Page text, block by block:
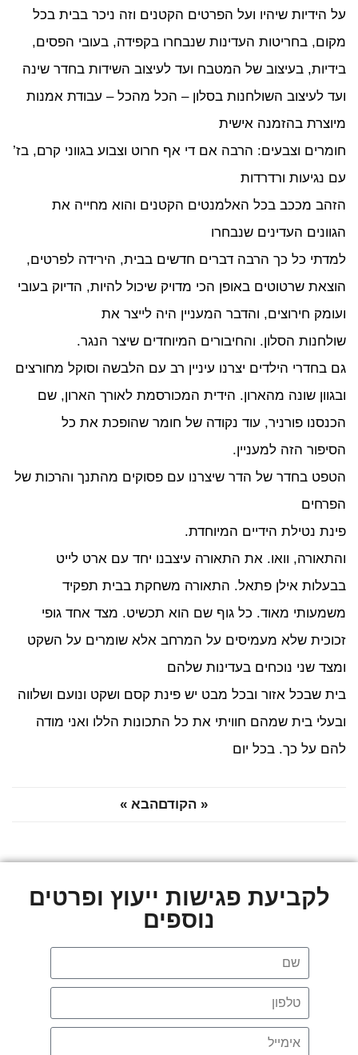
הידיות שיהיו ועל הפרטים הקטנים וזה ניכר בבית בכל
בחריטות העדינות שנבחרו בקפידה, בעובי הפסים,
בעיצוב של המטבח ועד לעיצוב השידות בחדר שינה
לעיצוב השולחנות בסלון – הכל מהכל – עבודת אמנות
בהזמנה אישית
וצבעים: הרבה אם די אף חרוט וצבוע בגווני קרם, בז’
נגיעות ורדרדות
מככב בכל האלמנטים הקטנים והוא מחייה את
העדינים שנבחרו
כל כך הרבה דברים חדשים בבית, הירידה לפרטים,
שרטוטים באופן הכי מדויק שיכול להיות, הדיוק בעובי
חירוצים, והדבר המעניין היה לייצר את
הסלון. והחיבורים המיוחדים שיצר הנגר.
בחדרי הילדים יצרנו עיניין רב עם הלבשה וסוקל מחורצים
שונה מהארון. הידית המכורסמת לאורך הארון, שם
פורניר, עוד נקודה של חומר שהופכת את כל
הזה למעניין.
בחדר של הדר שיצרנו עם פסוקים מהתנך והרכות של
נטילת הידיים המיוחדת.
וואו. את התאורה עיצבנו יחד עם ארט לייט
אילן פתאל. התאורה משחקת בבית תפקיד
מאוד. כל גוף שם הוא תכשיט. מצד אחד גופי
שלא מעמיסים על המרחב אלא שומרים על השקט
שני נוכחים בעדינות שלהם
שבכל אזור ובכל מבט יש פינת קסם ושקט ונועם ושלווה
בית שמהם חוויתי את כל התכונות הללו ואני מודה
על כך. בכל יום
« הקודםהבא »
לקביעת פגישות ייעוץ ופרטים
נוספים